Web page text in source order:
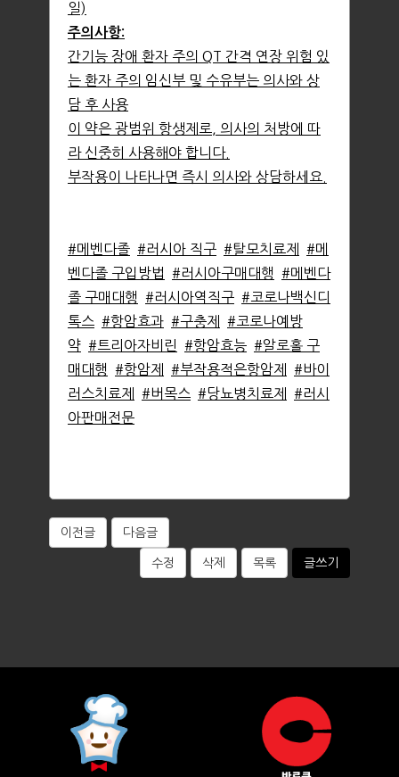
일)
주의사항:
간기능 장애 환자 주의 QT 간격 연장 위험 있
는 환자 주의 임신부 및 수유부는 의사와 상
담 후 사용
이 약은 광범위 항생제로, 의사의 처방에 따
라 신중히 사용해야 합니다.
부작용이 나타나면 즉시 의사와 상담하세요.
#메벤다졸 #러시아 직구 #탈모치료제
#메
벤다졸 구입방법
#러시아구매대행
#메벤다
졸 구매대행
#러시아역직구 #코로나백신디
톡스 #항암효과 #구충제
#코로나예방
약 #트리아자비린 #항암효능 #알로홀 구
매대행
#항암제 #부작용적은항암제
#바이
러스치료제
#버목스 #당뇨병치료제
#러시
아판매전문
이전글 다음글
수정 삭제 목록 글쓰기